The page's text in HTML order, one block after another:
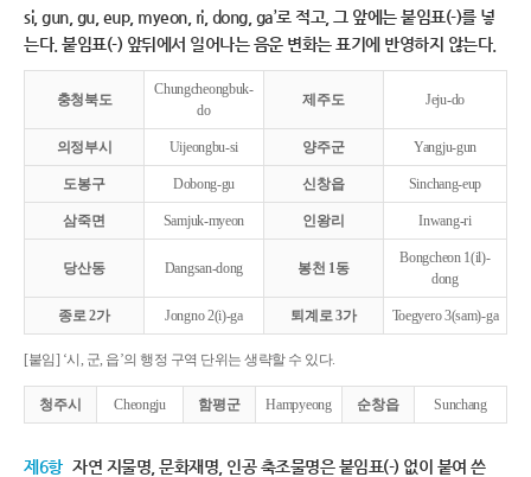
si, gun, gu, eup, myeon, ri, dong, ga’로 적고, 그 앞에는 붙임표(-)를 넣
는다. 붙임표(-) 앞뒤에서 일어나는 음운 변화는 표기에 반영하지 않는다.
충청북도
Chungcheongbuk-
do
제주도 Jeju-do
의정부시 Uijeongbu-si 양주군 Yangju-gun
도봉구 Dobong-gu 신창읍 Sinchang-eup
삼죽면 Samjuk-myeon 인왕리 Inwang-ri
당산동 Dangsan-dong 봉천 1동
Bongcheon 1(il)-
dong
종로 2가 Jongno 2(i)-ga 퇴계로 3가 Toegyero 3(sam)-ga
[붙임] ‘시, 군, 읍’의 행정 구역 단위는 생략할 수 있다.
청주시 Cheongju 함평군 Hampyeong 순창읍 Sunchang
제6항 자연 지물명, 문화재명, 인공 축조물명은 붙임표(-) 없이 붙여 쓴